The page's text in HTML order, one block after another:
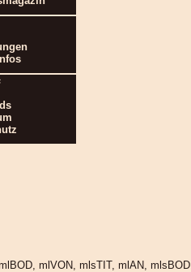
mlVON, mlsTIT, mlAN, mlsBOD